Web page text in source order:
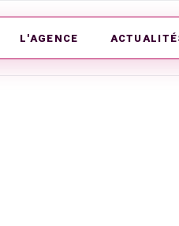
L'AGENCE